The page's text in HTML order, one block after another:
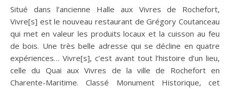
Situé dans l’ancienne Halle aux Vivres de Rochefort,
Vivre[s] est le nouveau restaurant de Grégory Coutanceau
qui met en valeur les produits locaux et la cuisson au feu
de bois. Une très belle adresse qui se décline en quatre
expériences… Vivre[s], c’est avant tout l’histoire d’un lieu,
celle du Quai aux Vivres de la ville de Rochefort en
Charente-Maritime. Classé Monument Historique, cet